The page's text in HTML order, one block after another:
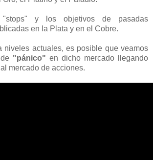
"stops" y los objetivos de pasadas
en la Plata y en el Cobre.
niveles actuales, es posible que veamos
"pánico" en dicho mercado llegando
mercado de acciones.